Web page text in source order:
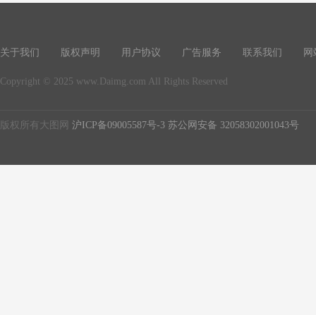
关于我们 版权声明 用户协议 广告服务 联系我们 网
Copyright © 2025 www.Daimg.com All Rights Reserved
版权所有大图网 沪ICP备09005587号-3 苏公网安备 32058302001043号